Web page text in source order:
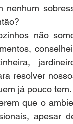
nenhum
não
resolver
já pouco tem.
que o
apesar